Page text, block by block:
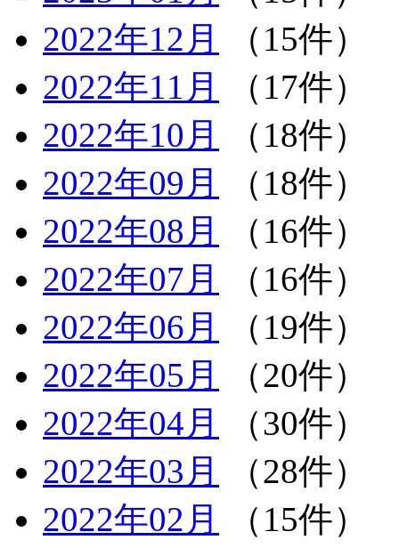
2022年12月
（15件）
2022年11月
（17件）
2022年10月
（18件）
2022年09月
（18件）
2022年08月
（16件）
2022年07月
（16件）
2022年06月
（19件）
2022年05月
（20件）
2022年04月
（30件）
2022年03月
（28件）
2022年02月
（15件）